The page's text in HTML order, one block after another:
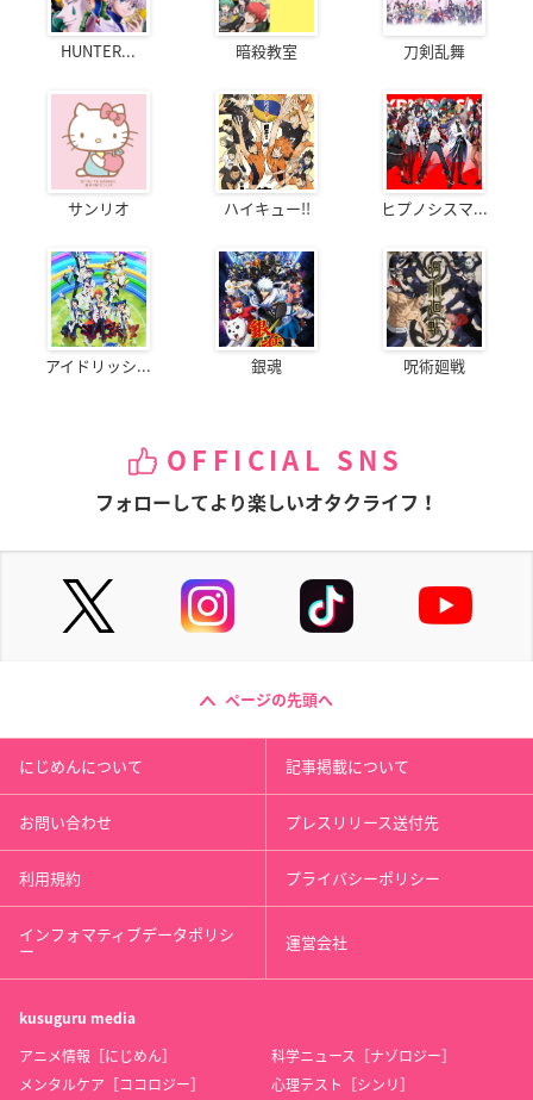
HUNTER... 暗殺教室 刀剣乱舞
サンリオ ハイキュー!! ヒプノシスマ...
アイドリッシ... 銀魂 呪術廻戦
OFFICIAL SNS
フォローしてより楽しいオタクライフ！
ページの先頭へ
にじめんについて 記事掲載について
お問い合わせ プレスリリース送付先
利用規約 プライバシーポリシー
インフォマティブデータポリシ
ー 運営会社
kusuguru media
アニメ情報［にじめん］
科学ニュース［ナゾロジー］
メンタルケア［ココロジー］
心理テスト［シンリ］